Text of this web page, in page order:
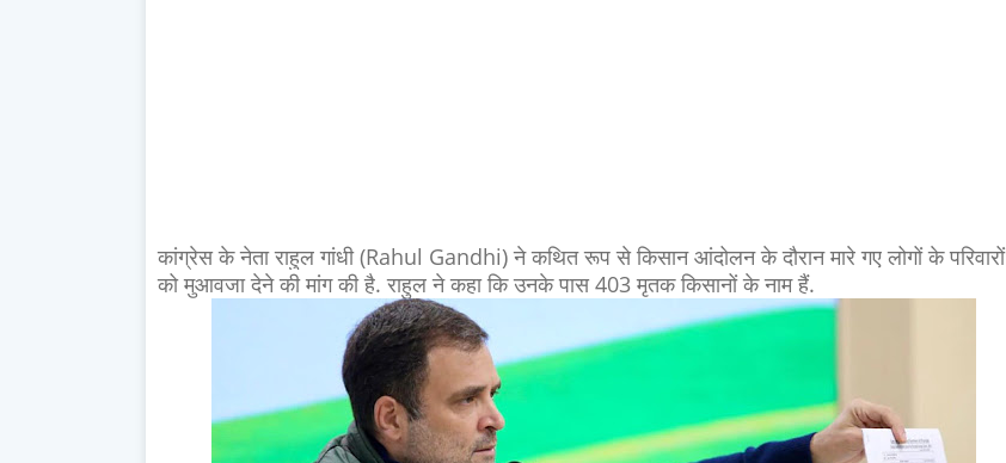
कांग्रेस के नेता राहुल गांधी (Rahul Gandhi) ने कथित रूप से किसान आंदोलन के दौरान मारे गए लोगों के परिवारों
को मुआवजा देने की मांग की है. राहुल ने कहा कि उनके पास 403 मृतक किसानों के नाम हैं.